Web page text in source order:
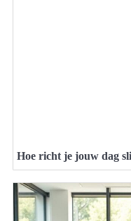
Hoe richt je jouw dag